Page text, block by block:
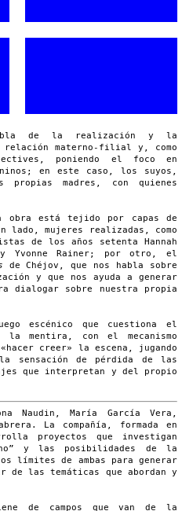
de la realización y la
relación materno-filial y, como
poniendo el foco en
en este caso, los suyos,
madres, con quienes
obra está tejido por capas de
lado, mujeres realizadas, como
de los años setenta Hannah
Yvonne Rainer; por otro, el
de Chéjov, que nos habla sobre
y que nos ayuda a generar
dialogar sobre nuestra propia
escénico que cuestiona el
la mentira, con el mecanismo
creer» la escena, jugando
sensación de pérdida de las
que interpretan y del propio
Naudin, María García Vera,
La compañía, formada en
proyectos que investigan
y las posibilidades de la
límites de ambas para generar
las temáticas que abordan y
de campos que van de la